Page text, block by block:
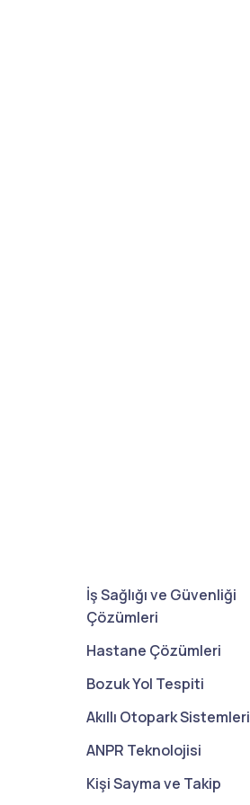
İş Sağlığı ve Güvenliği
Çözümleri
Hastane Çözümleri
Bozuk Yol Tespiti
Akıllı Otopark Sistemleri
ANPR Teknolojisi
Kişi Sayma ve Takip